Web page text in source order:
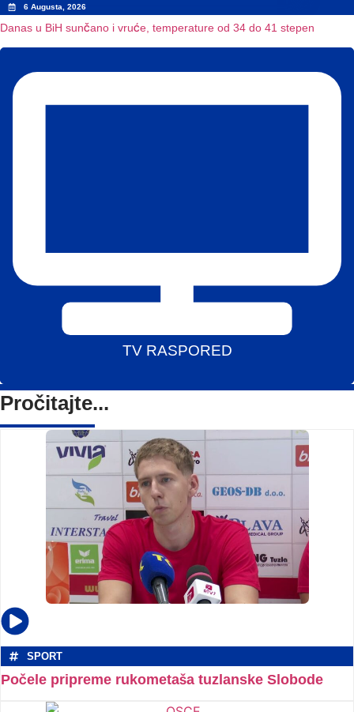
6 Augusta, 2026
Danas u BiH sunčano i vruće, temperature od 34 do 41 stepen
TV RASPORED
Pročitajte...
SPORT
Počele pripreme rukometaša tuzlanske Slobode